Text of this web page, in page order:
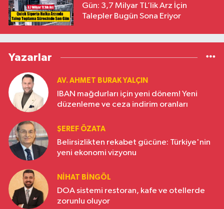
Gün: 3,7 Milyar TL’lik Arz İçin
Talepler Bugün Sona Eriyor
Yazarlar
AV. AHMET BURAK YALÇIN
IBAN mağdurları için yeni dönem! Yeni
düzenleme ve ceza indirim oranları
ŞEREF ÖZATA
Belirsizlikten rekabet gücüne: Türkiye'nin
yeni ekonomi vizyonu
NIHAT BINGÖL
DOA sistemi restoran, kafe ve otellerde
zorunlu oluyor